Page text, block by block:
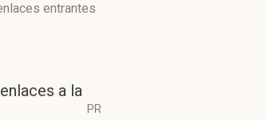
entrantes
a la
PR